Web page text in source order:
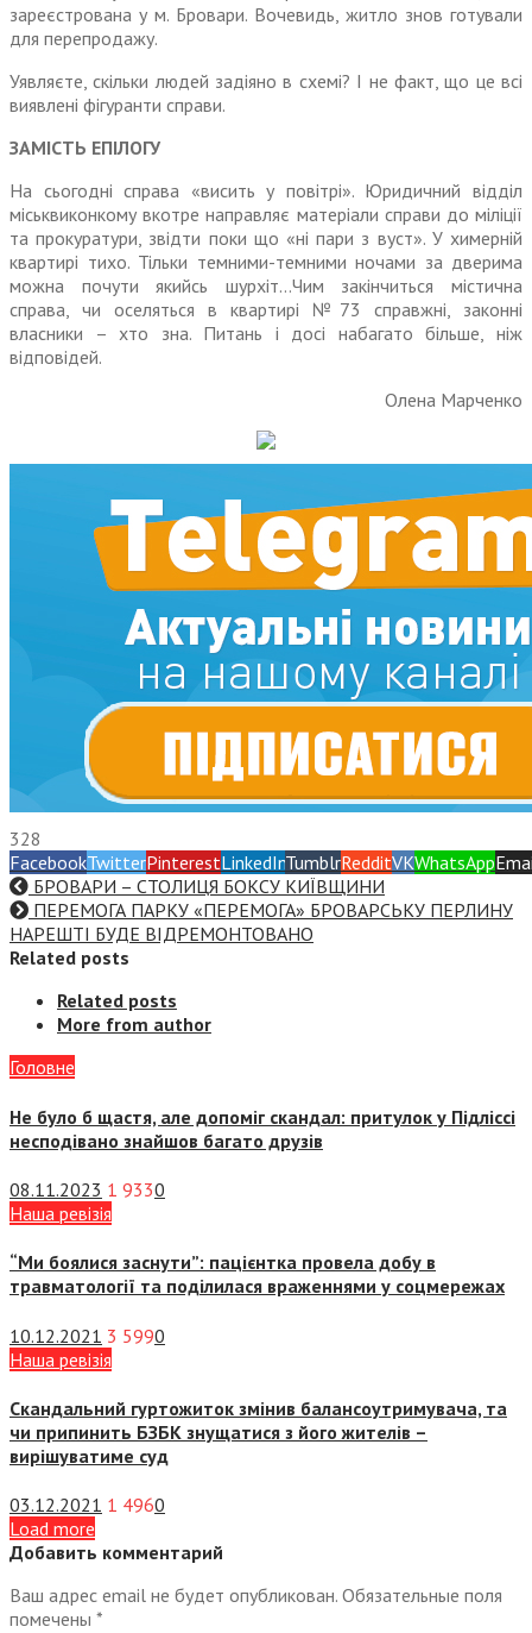
зареєстрована у м. Бровари. Вочевидь, житло знов готували
для перепродажу.
Уявляєте, скільки людей заді­яно в схемі? І не факт, що це всі
виявлені фігуранти справи.
ЗАМІСТЬ ЕПІЛОГУ
На сьогодні справа «висить у повітрі». Юридичний відділ
міськвиконкому вкотре направляє матеріали справи до міліції
та про­куратури, звідти поки що «ні пари з вуст». У химерній
квартирі тихо. Тільки темними-темними ночами за дверима
можна почути якийсь шурхіт…Чим закінчиться містична
справа, чи оселяться в квартирі №73 справжні, законні
власники – хто зна. Питань і досі набагато більше, ніж
відповідей.
Олена Марченко
328
FacebookTwitterPinterestLinkedInTumblrRedditVKWhatsApp
БРОВАРИ – СТОЛИЦЯ БОКСУ КИЇВЩИНИ
ПЕРЕМОГА ПАРКУ «ПЕРЕМОГА» БРОВАРСЬКУ ПЕРЛИНУ
НАРЕШТІ БУДЕ ВІДРЕМОНТОВАНО
Related posts
Related posts
More from author
Головне
Не було б щастя, але допоміг скандал: притулок у Підліссі
несподівано знайшов багато друзів
08.11.2023 1 9330
Наша ревізія
“Ми боялися заснути”: пацієнтка провела добу в
травматології та поділилася враженнями у соцмережах
10.12.2021 3 5990
Наша ревізія
Скандальний гуртожиток змінив балансоутримувача, та
чи припинить БЗБК знущатися з його жителів –
вирішуватиме суд
03.12.2021 1 4960
Load more
Добавить комментарий
Ваш адрес email не будет опубликован. Обязательные поля
помечены *